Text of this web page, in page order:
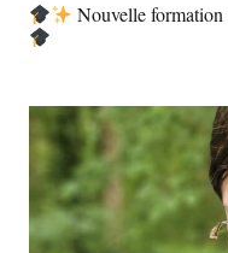
Nouvelle formation